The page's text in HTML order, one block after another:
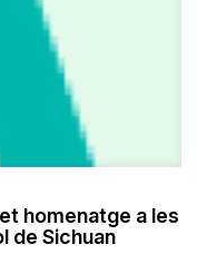
homenatge a les
de Sichuan